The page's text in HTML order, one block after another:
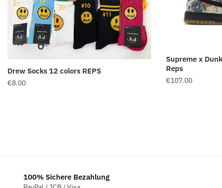
Drew Socks 12 colors REPS
€8.00
Supreme x
Reps
€107.00
100% Sichere Bezahlung